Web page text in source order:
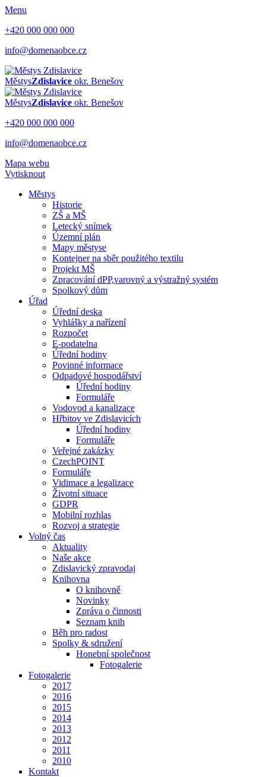
Menu
+420 000 000 000
info@domenaobce.cz
MěstysZdislavice okr. Benešov
MěstysZdislavice okr. Benešov
+420 000 000 000
info@domenaobce.cz
Mapa webu
Vytisknout
Městys
Historie
ZŠ a MŠ
Letecký snímek
Územní plán
Mapy městyse
Kontejner na sběr použitého textilu
Projekt MŠ
Zpracování dPP,varovný a výstražný systém
Spolkový dům
Úřad
Úřední deska
Vyhlášky a nařízení
Rozpočet
E-podatelna
Úřední hodiny
Povinné informace
Odpadové hospodářství
Úřední hodiny
Formuláře
Vodovod a kanalizace
Hřbitov ve Zdislavicích
Úřední hodiny
Formuláře
Veřejné zakázky
CzechPOINT
Formuláře
Vidimace a legalizace
Životní situace
GDPR
Mobilní rozhlas
Rozvoj a strategie
Volný čas
Aktuality
Naše akce
Zdislavický zpravodaj
Knihovna
O knihovně
Novinky
Zpráva o činnosti
Seznam knih
Běh pro radost
Spolky & sdružení
Honební společnost
Fotogalerie
Fotogalerie
2017
2016
2015
2014
2013
2012
2011
2010
Kontakt